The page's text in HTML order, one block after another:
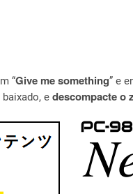
“Give me something” e
baixado, edescompacte o